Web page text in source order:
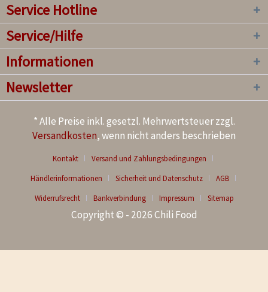
Service Hotline
Service/Hilfe
Informationen
Newsletter
* Alle Preise inkl. gesetzl. Mehrwertsteuer zzgl.
Versandkosten, wenn nicht anders beschrieben
Kontakt
Versand und Zahlungsbedingungen
Händlerinformationen
Sicherheit und Datenschutz
AGB
Widerrufsrecht
Bankverbindung Impressum Sitemap
Copyright © - 2026 Chili Food